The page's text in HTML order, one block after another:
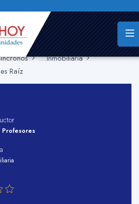
....Inmobiliaria
Raíz
Profesores